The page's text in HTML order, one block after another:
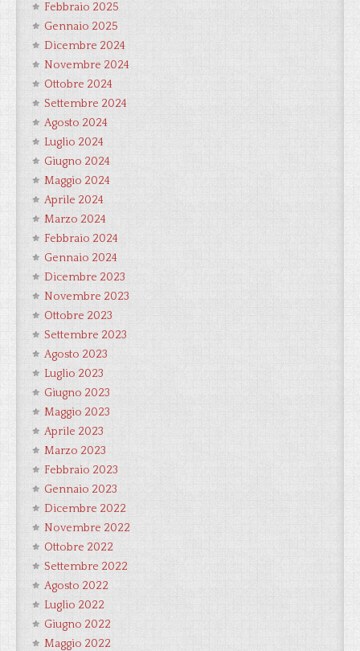
Febbraio 2025
Gennaio 2025
Dicembre 2024
Novembre 2024
Ottobre 2024
Settembre 2024
Agosto 2024
Luglio 2024
Giugno 2024
Maggio 2024
Aprile 2024
Marzo 2024
Febbraio 2024
Gennaio 2024
Dicembre 2023
Novembre 2023
Ottobre 2023
Settembre 2023
Agosto 2023
Luglio 2023
Giugno 2023
Maggio 2023
Aprile 2023
Marzo 2023
Febbraio 2023
Gennaio 2023
Dicembre 2022
Novembre 2022
Ottobre 2022
Settembre 2022
Agosto 2022
Luglio 2022
Giugno 2022
Maggio 2022